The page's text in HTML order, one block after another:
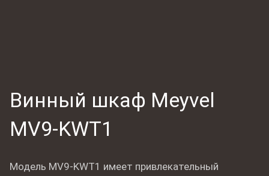
Винный шкаф Meyvel
MV9-KWT1
Модель MV9-KWT1 имеет привлекательный